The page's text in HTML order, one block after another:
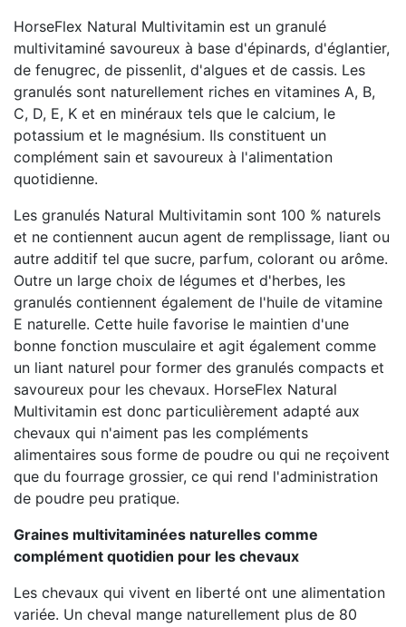
HorseFlex Natural Multivitamin est un granulé
multivitaminé savoureux à base d'épinards, d'églantier,
de fenugrec, de pissenlit, d'algues et de cassis. Les
granulés sont naturellement riches en vitamines A, B,
C, D, E, K et en minéraux tels que le calcium, le
potassium et le magnésium. Ils constituent un
complément sain et savoureux à l'alimentation
quotidienne.
Les granulés Natural Multivitamin sont 100 % naturels
et ne contiennent aucun agent de remplissage, liant ou
autre additif tel que sucre, parfum, colorant ou arôme.
Outre un large choix de légumes et d'herbes, les
granulés contiennent également de l'huile de vitamine
E naturelle. Cette huile favorise le maintien d'une
bonne fonction musculaire et agit également comme
un liant naturel pour former des granulés compacts et
savoureux pour les chevaux. HorseFlex Natural
Multivitamin est donc particulièrement adapté aux
chevaux qui n'aiment pas les compléments
alimentaires sous forme de poudre ou qui ne reçoivent
que du fourrage grossier, ce qui rend l'administration
de poudre peu pratique.
Graines multivitaminées naturelles comme
complément quotidien pour les chevaux
Les chevaux qui vivent en liberté ont une alimentation
variée. Un cheval mange naturellement plus de 80